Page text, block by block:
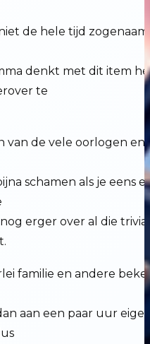
de hele tijd
denkt met dit item
te
van de vele oorlogen
schamen als je eens
erger over al die
familie en andere
aan een paar uur